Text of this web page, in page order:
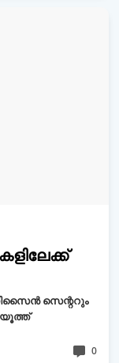
ഡിസൈൻ സെന്ററും
യൂത്ത്
0